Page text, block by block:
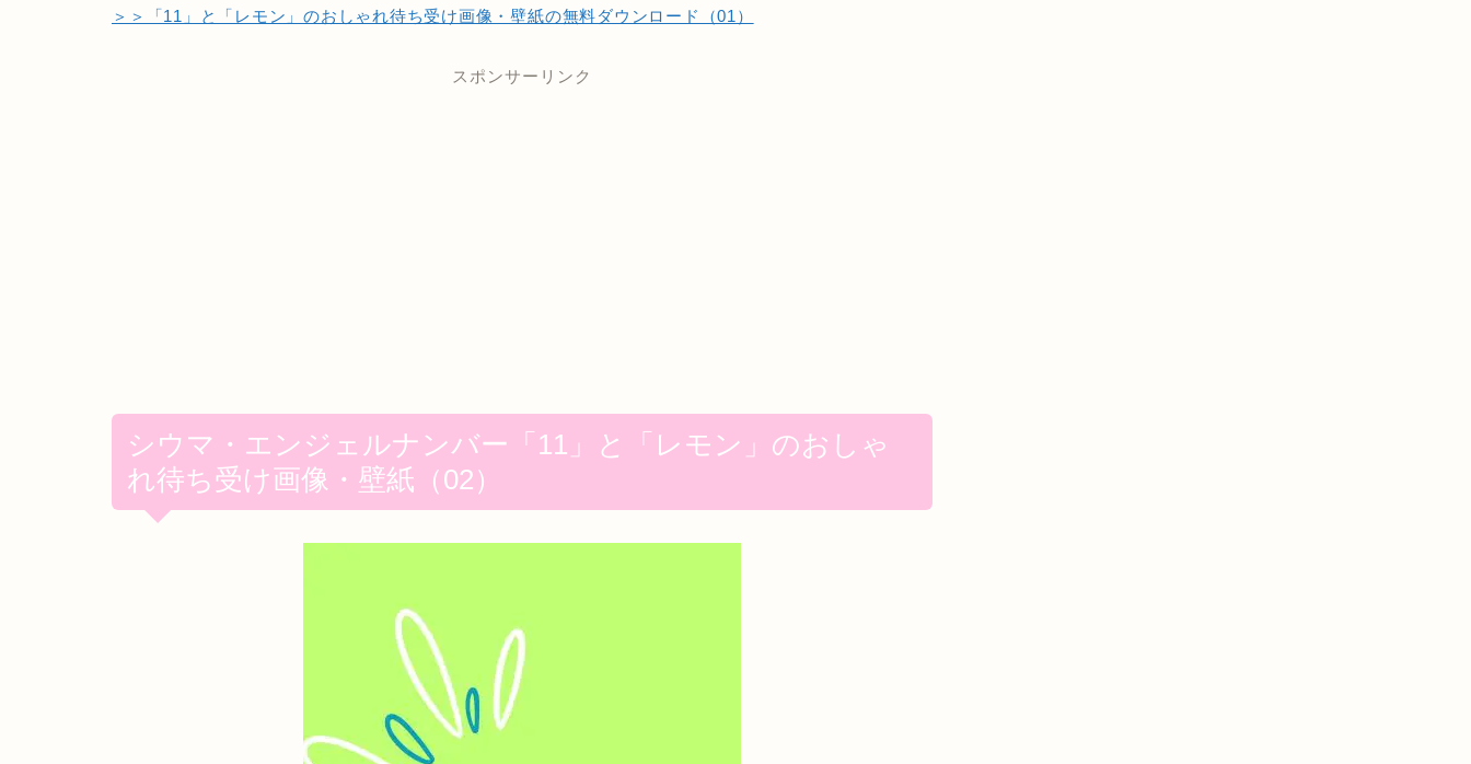
＞＞「11」と「レモン」のおしゃれ待ち受け画像・壁紙の無料ダウンロード（01）
スポンサーリンク
シウマ・エンジェルナンバー「11」と「レモン」のおしゃ
れ待ち受け画像・壁紙（02）